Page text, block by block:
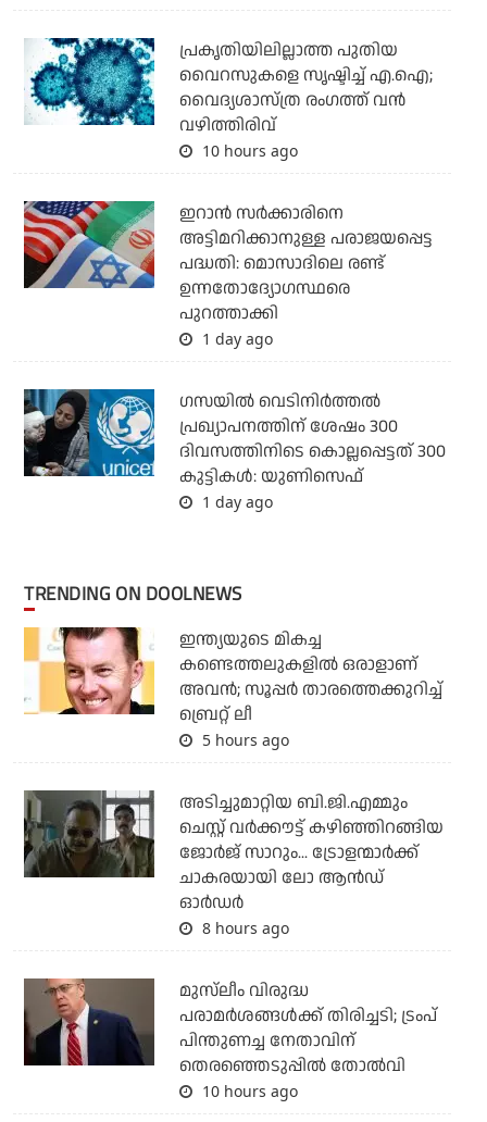
പ്രകൃതിയിലില്ലാത്ത പുതിയ
വൈറസുകളെ സൃഷ്ടിച്ച് എ.ഐ;
വൈദ്യശാസ്ത്ര രംഗത്ത് വന്‍
വഴിത്തിരിവ്
10 hours ago
ഇറാന്‍ സര്‍ക്കാരിനെ
അട്ടിമറിക്കാനുള്ള പരാജയപ്പെട്ട
പദ്ധതി: മൊസാദിലെ രണ്ട്
ഉന്നതോദ്യോഗസ്ഥരെ
പുറത്താക്കി
1 day ago
ഗസയില്‍ വെടിനിര്‍ത്തല്‍
പ്രഖ്യാപനത്തിന് ശേഷം 300
ദിവസത്തിനിടെ കൊല്ലപ്പെട്ടത് 300
കുട്ടികള്‍: യുണിസെഫ്
1 day ago
TRENDING ON DOOLNEWS
ഇന്ത്യയുടെ മികച്ച
കണ്ടെത്തലുകളില്‍ ഒരാളാണ്
അവന്‍; സൂപ്പര്‍ താരത്തെക്കുറിച്ച്
ബ്രെറ്റ് ലീ
5 hours ago
അടിച്ചുമാറ്റിയ ബി.ജി.എമ്മും
ചെസ്റ്റ് വര്‍ക്കൗട്ട് കഴിഞ്ഞിറങ്ങിയ
ജോര്‍ജ് സാറും... ട്രോളന്മാര്‍ക്ക്
ചാകരയായി ലോ ആന്‍ഡ്
ഓര്‍ഡര്‍
8 hours ago
മുസ്‌ലീം വിരുദ്ധ
പരാമര്‍ശങ്ങള്‍ക്ക് തിരിച്ചടി; ട്രംപ്
പിന്തുണച്ച നേതാവിന്
തെരഞ്ഞെടുപ്പില്‍ തോല്‍വി
10 hours ago